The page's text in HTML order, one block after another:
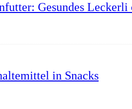
Gesundes Leckerli
in Snacks